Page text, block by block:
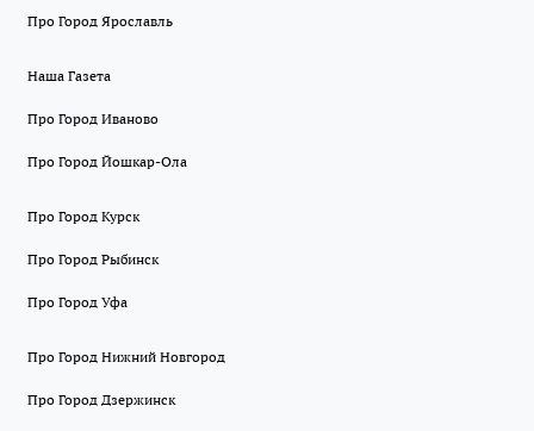
Про Город Ярославль
Наша Газета
Про Город Иваново
Про Город Йошкар-Ола
Про Город Курск
Про Город Рыбинск
Про Город Уфа
Про Город Нижний Новгород
Про Город Дзержинск